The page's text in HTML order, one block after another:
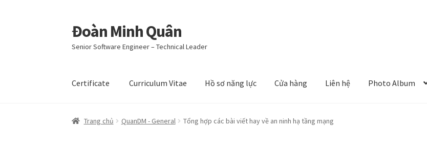
Đi
đến
Điều
Chuyển
đến
nội
Đoàn Minh Quân
Senior Software Engineer – Technical Leader
Certificate Curriculum Vitae Hồ sơ năng lực Cửa hàng Liên hệ Photo Album
Trang chủ QuanDM - General Tổng hợp các bài viết hay về an ninh hạ tầng mạng